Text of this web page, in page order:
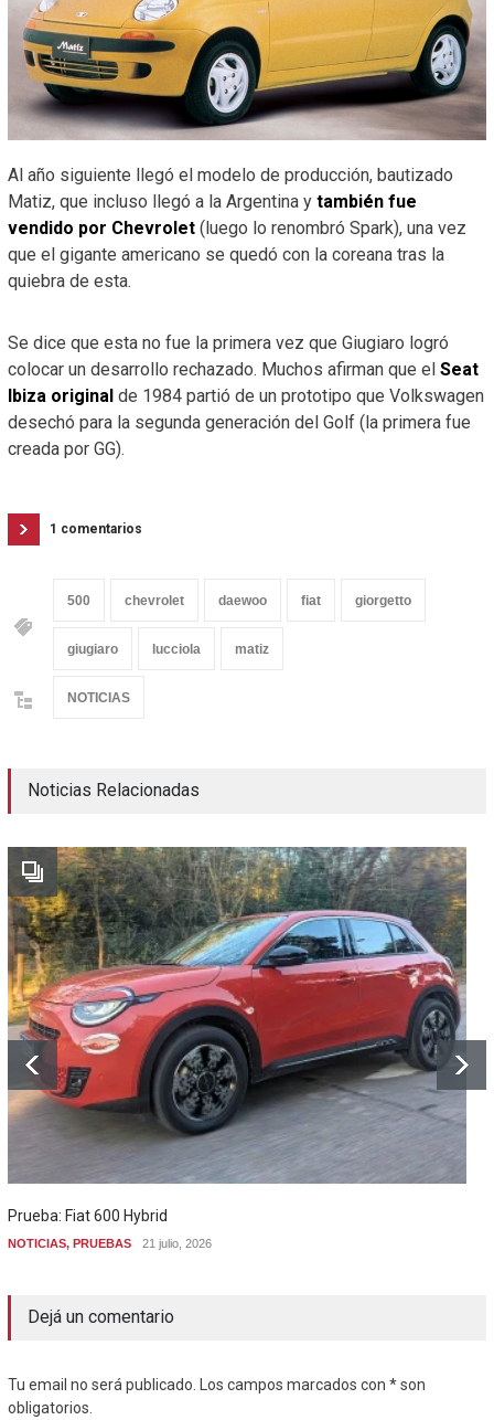
Al año siguiente llegó el modelo de producción, bautizado
Matiz, que incluso llegó a la Argentina y también fue
vendido por Chevrolet(luego lo renombró Spark), una vez
que el gigante americano se quedó con la coreana tras la
quiebra de esta.
Se dice que esta no fue la primera vez que Giugiaro logró
colocar un desarrollo rechazado. Muchos afirman que el Seat
Ibiza originalde 1984 partió de un prototipo que Volkswagen
desechó para la segunda generación del Golf (la primera fue
creada por GG).
1 comentarios
500 chevrolet daewoo fiat giorgetto
giugiaro lucciola matiz
NOTICIAS
Noticias Relacionadas
Prueba: Fiat 600 Hybrid
NOTICIAS, PRUEBAS 21 julio, 2026
Dejá un comentario
Tu email no será publicado. Los campos marcados con * son
obligatorios.